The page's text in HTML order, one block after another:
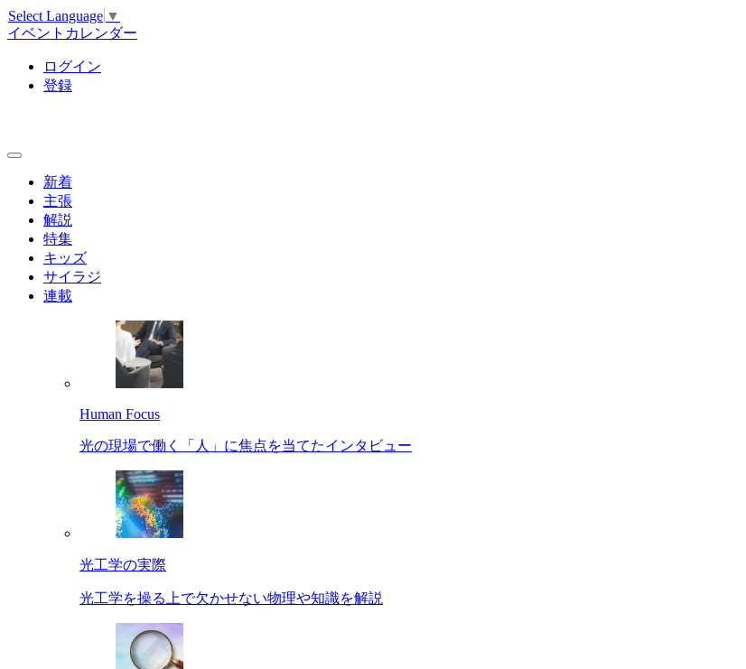
Select Language ▼
イベントカレンダー
ログイン
登録
新着
主張
解説
特集
キッズ
サイラジ
連載
Human Focus
光の現場で働く「人」に焦点を当てたインタビュー
光工学の実際
光工学を操る上で欠かせない物理や知識を解説